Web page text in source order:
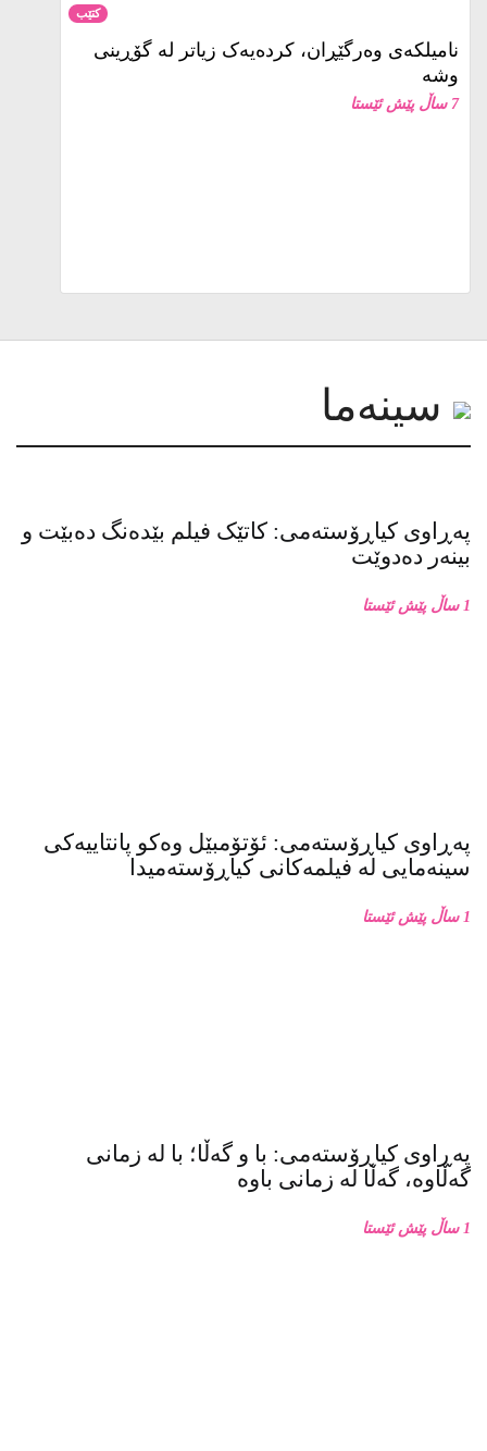
کتێب
نامیلكه‌ی وەرگێڕان، کردەیەک زیاتر لە گۆڕینی
وشە
7 ساڵ پێش ئێستا
پەڕاوی کیاڕۆستەمی: کاتێک فیلم بێدەنگ دەبێت و
بینەر دەدوێت
1 ساڵ پێش ئێستا
پەڕاوی کیاڕۆستەمی: ئۆتۆمبێل وەکو پانتاییەکی
سینەمایی لە فیلمەکانی کیاڕۆستەمیدا
1 ساڵ پێش ئێستا
پەڕاوی کیاڕۆستەمی: با و گەڵا؛ با لە زمانی
گەڵاوە، گەڵا لە زمانی باوە
1 ساڵ پێش ئێستا